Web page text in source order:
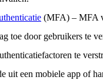
(MFA) – MFA
toe door gebruikers te
te
uit een mobiele app of